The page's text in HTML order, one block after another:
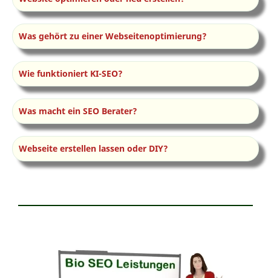
Was gehört zu einer Webseitenoptimierung?
Wie funktioniert KI-SEO?
Was macht ein SEO Berater?
Webseite erstellen lassen oder DIY?